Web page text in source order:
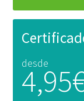
desde